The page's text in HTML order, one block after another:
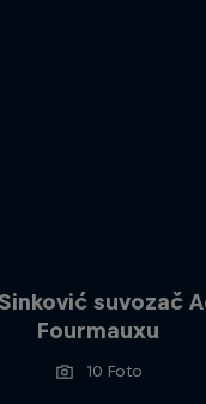
suvozač
Fourmauxu
10 Foto